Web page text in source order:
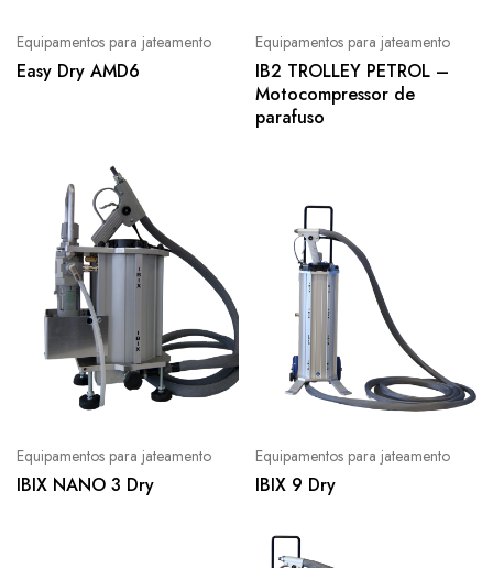
Equipamentos para jateamento
Easy Dry AMD6
Equipamentos para jateamento
IB2 TROLLEY PETROL –
Motocompressor de
parafuso
Equipamentos para jateamento
IBIX NANO 3 Dry
Equipamentos para jateamento
IBIX 9 Dry